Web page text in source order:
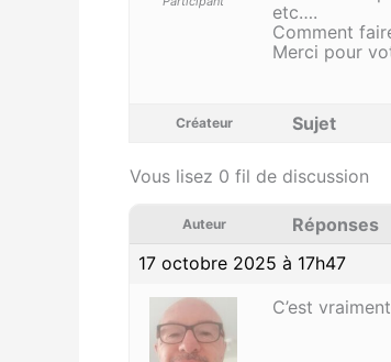
etc….
Comment
Merci pour
Créateur Sujet
Vous lisez 0 fil de discussion
Auteur
Réponses
17 octobre 2025 à 17h47
C’est